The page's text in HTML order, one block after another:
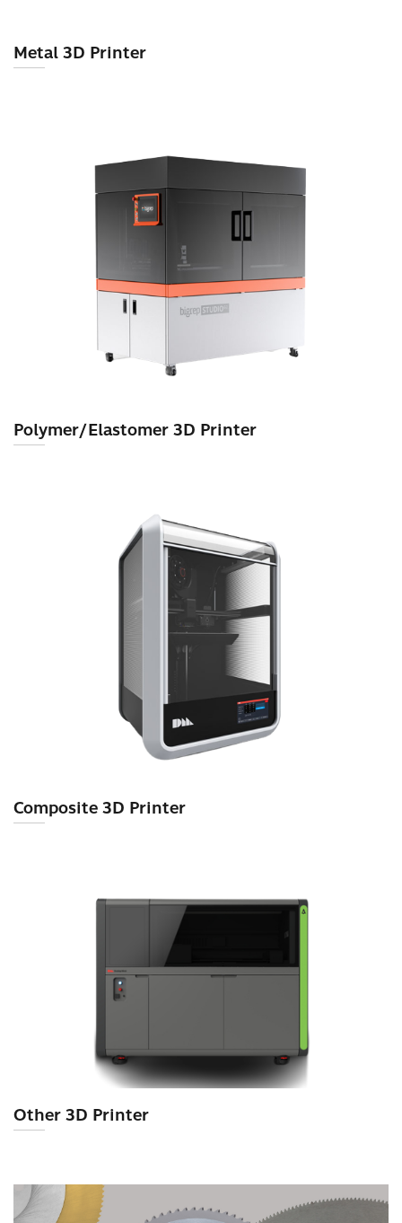
Metal 3D Printer
Polymer/Elastomer 3D Printer
Composite 3D Printer
Other 3D Printer